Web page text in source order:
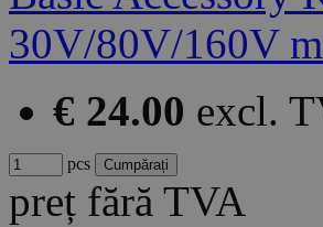
€ 24.00 excl.
pcs
preț fără TVA